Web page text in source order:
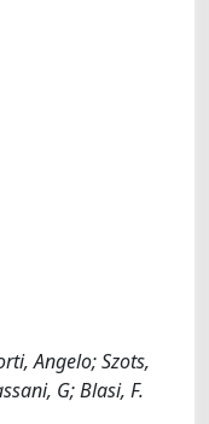
Angelo; Szots,
G; Blasi, F.